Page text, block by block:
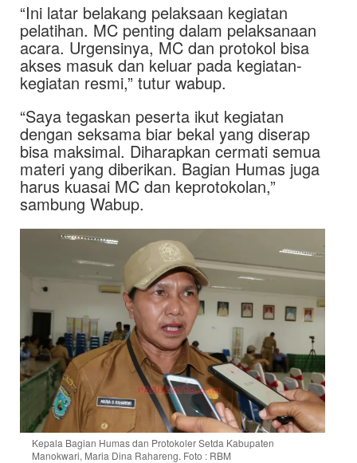
“Ini latar belakang pelaksaan kegiatan
pelatihan. MC penting dalam pelaksanaan
acara. Urgensinya, MC dan protokol bisa
akses masuk dan keluar pada kegiatan-
kegiatan resmi,” tutur wabup.
“Saya tegaskan peserta ikut kegiatan
dengan seksama biar bekal yang diserap
bisa maksimal. Diharapkan cermati semua
materi yang diberikan. Bagian Humas juga
harus kuasai MC dan keprotokolan,”
sambung Wabup.
Kepala Bagian Humas dan Protokoler Setda Kabupaten
Manokwari, Maria Dina Rahareng. Foto : RBM